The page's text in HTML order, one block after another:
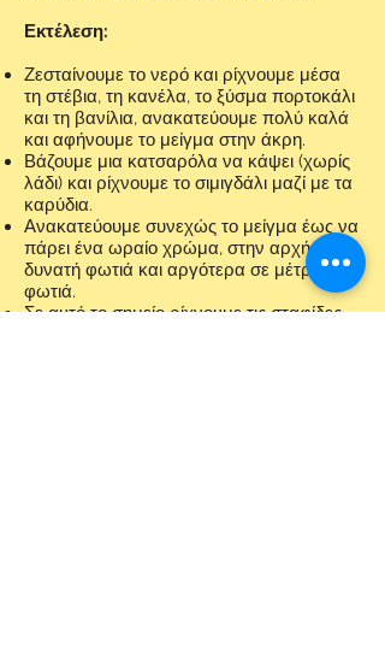
​Εκτέλεση:
Ζεσταίνουμε το νερό και ρίχνουμε μέσα
τη στέβια, τη κανέλα, το ξύσμα πορτοκάλι
και τη βανίλια, ανακατεύουμε πολύ καλά
και αφήνουμε το μείγμα στην άκρη.
Βάζουμε μια κατσαρόλα να κάψει (χωρίς
λάδι) και ρίχνουμε το σιμιγδάλι μαζί με τα
καρύδια.
Ανακατεύουμε συνεχώς το μείγμα έως να
πάρει ένα ωραίο χρώμα, στην αρχή σε
δυνατή φωτιά και αργότερα σε μέτρια
φωτιά.
Σε αυτό το σημείο ρίχνουμε τις σταφίδες.